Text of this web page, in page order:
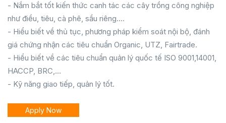
- Nắm bắt tốt kiến thức canh tác các cây trồng công nghiệp
như điều, tiêu, cà phê, sầu riêng….
- Hiểu biết về thủ tục, phương pháp kiểm soát nội bộ, đánh
giá chứng nhận các tiêu chuẩn Organic, UTZ, Fairtrade.
- Hiểu biết về các tiêu chuẩn quản lý quốc tế ISO 9001,14001,
HACCP, BRC,…
- Kỹ năng giao tiếp, quản lý tốt.
Apply Now